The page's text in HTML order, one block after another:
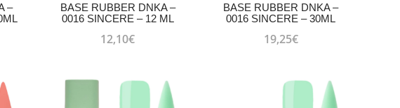
–
BASE RUBBER DNKA –
0016 SINCERE – 12 ML
12,10€
BASE RUBBER DNKA –
0016 SINCERE – 30ML
19,25€